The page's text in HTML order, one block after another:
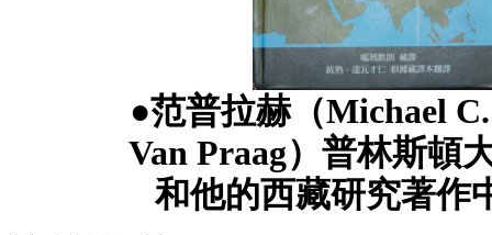
●范普拉赫（Michael
Van Praag）普林斯頓
和他的西藏研究著作